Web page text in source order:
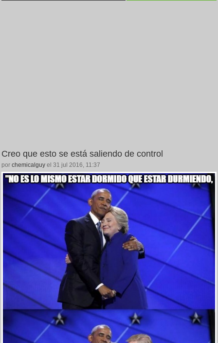
Creo que esto se está saliendo de control
por chemicalguy el 31 jul 2016, 11:37